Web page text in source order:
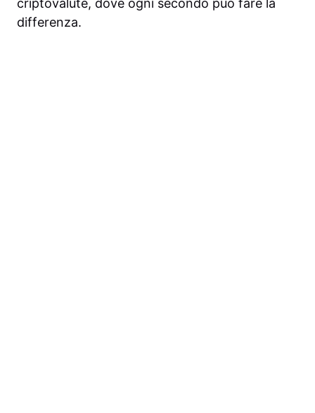
criptovalute, dove ogni secondo può fare la
differenza.